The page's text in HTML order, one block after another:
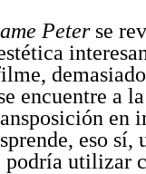
Peterse
encuentre a
en
eso sí,
podría utilizar